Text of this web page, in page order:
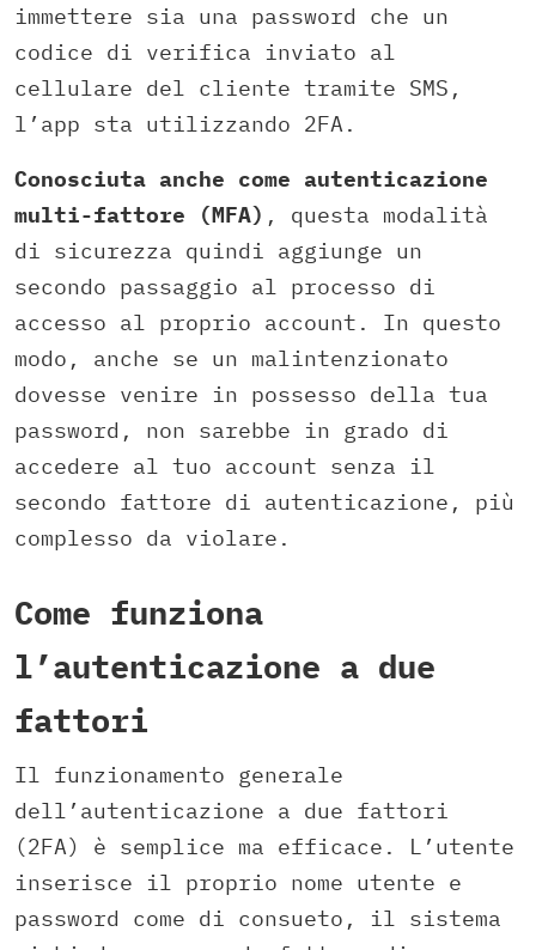
immettere sia una password che un
codice di verifica inviato al
cellulare del cliente tramite SMS,
l’app sta utilizzando 2FA.
Conosciuta anche come autenticazione
multi-fattore (MFA) , questa modalità
di sicurezza quindi aggiunge un
secondo passaggio al processo di
accesso al proprio account. In questo
modo, anche se un malintenzionato
dovesse venire in possesso della tua
password, non sarebbe in grado di
accedere al tuo account senza il
secondo fattore di autenticazione, più
complesso da violare.
Come funziona
l’autenticazione a due
fattori
Il funzionamento generale
dell’autenticazione a due fattori
(2FA) è semplice ma efficace. L’utente
inserisce il proprio nome utente e
password come di consueto, il sistema